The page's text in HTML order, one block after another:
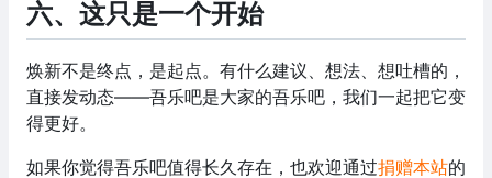
六、这只是一个开始
焕新不是终点，是起点。有什么建议、想法、想吐槽的，
直接发动态——吾乐吧是大家的吾乐吧，我们一起把它变
得更好。
如果你觉得吾乐吧值得长久存在，也欢迎通过捐赠本站的